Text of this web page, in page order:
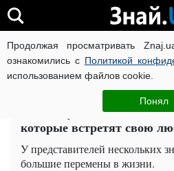
Продолжая просматривать
ознакомились с Политикой
использованием файлов cookie.
Понял
ВОЙНА РОССИИ ПРОТИВ
Общество
Жизнь будет бить ключом:
которые встретят свою
У представителей нескольких
большие перемены в жизни.